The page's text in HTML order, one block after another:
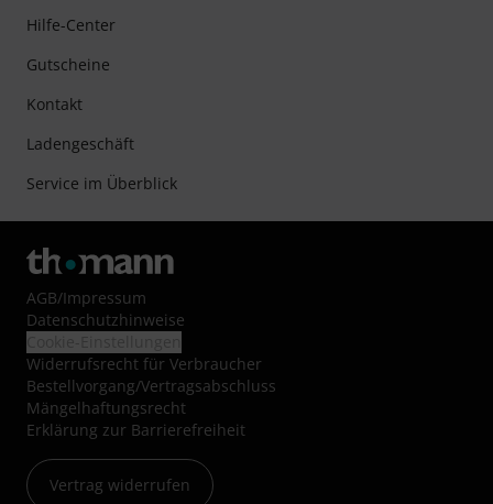
Hilfe-Center
Gutscheine
Kontakt
Ladengeschäft
Service im Überblick
AGB/Impressum
Datenschutzhinweise
Widerrufsrecht für Verbraucher
Bestellvorgang/Vertragsabschluss
Mängelhaftungsrecht
Erklärung zur Barrierefreiheit
Vertrag widerrufen